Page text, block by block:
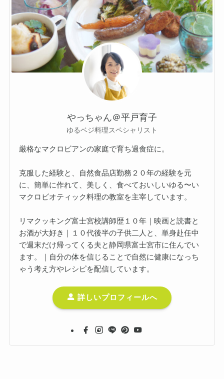
やっちゃん＠平戸育子
ゆるベジ料理スペシャリスト
厳格なマクロビアンの家庭で育ち過食症に。
克服した経験と、自然食品店勤務２０年の経験を元
に、簡単に作れて、美しく、食べておいしいゆる〜い
マクロビオティック料理の教室を主宰しています。
リマクッキング富士宮校講師歴１０年｜映画と読書と
お酒が大好き｜１０代後半の子供二人と、単身赴任中
で週末だけ帰ってくる夫と静岡県富士宮市に住んでい
ます。｜自分の体を信じることで自然に健康になっち
ゃう考え方やレシピを配信しています。
詳しいプロフィールへ